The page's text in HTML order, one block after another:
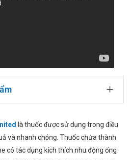
là thuốc được sử dụng trong điều
và nhanh chóng. Thuốc chứa thành
có tác dụng kích thích nhu động ống